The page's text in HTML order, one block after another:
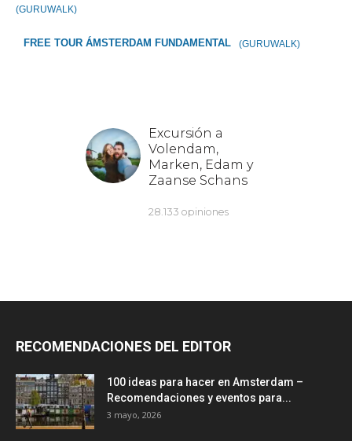
(GURUWALK)
FREE TOUR ÁMSTERDAM FUNDAMENTAL (GURUWALK)
RECOMENDACIONES DEL EDITOR
100 ideas para hacer en Amsterdam –
Recomendaciones y eventos para...
3 mayo, 2026